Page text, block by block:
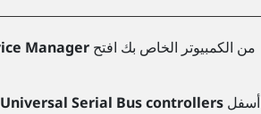
من الكمبيوتر الخاص بك افتح
أسفلUniversal Serial Bus controllers